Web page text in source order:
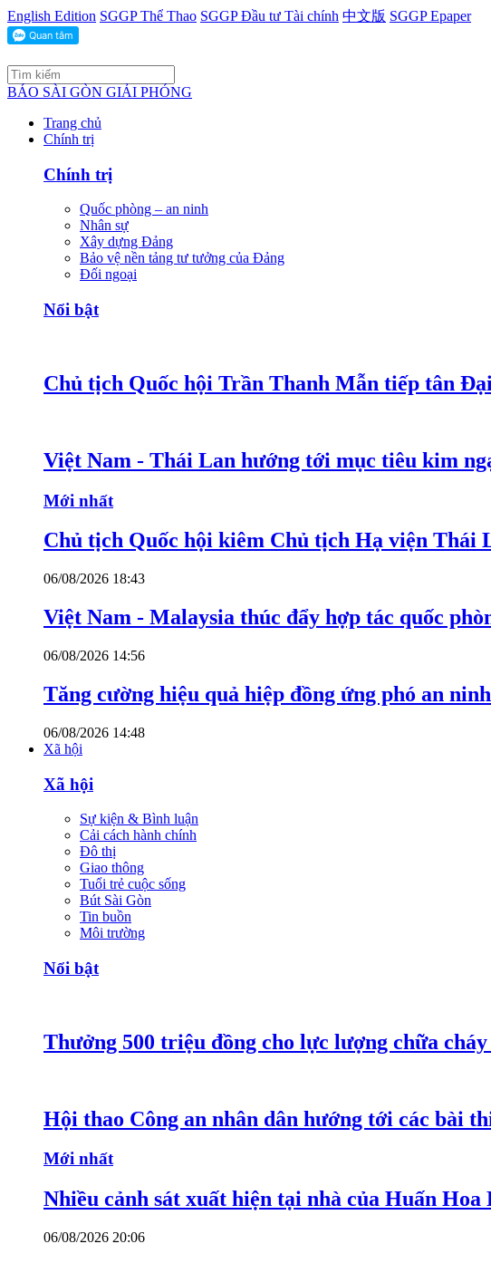
English Edition SGGP Thể Thao SGGP Đầu tư Tài chính 中文版 SGGP Epaper
BÁO SÀI GÒN GIẢI PHÓNG
Trang chủ
Chính trị
Chính trị
Quốc phòng – an ninh
Nhân sự
Xây dựng Đảng
Bảo vệ nền tảng tư tưởng của Đảng
Đối ngoại
Nổi bật
Chủ tịch Quốc hội Trần Thanh Mẫn tiếp tân
Việt Nam - Thái Lan hướng tới mục tiêu kim
Mới nhất
Chủ tịch Quốc hội kiêm Chủ tịch Hạ viện Thái
06/08/2026 18:43
Việt Nam - Malaysia thúc đẩy hợp tác quốc
06/08/2026 14:56
Tăng cường hiệu quả hiệp đồng ứng phó an
06/08/2026 14:48
Xã hội
Xã hội
Sự kiện & Bình luận
Cải cách hành chính
Đô thị
Giao thông
Tuổi trẻ cuộc sống
Bút Sài Gòn
Tin buồn
Môi trường
Nổi bật
Thưởng 500 triệu đồng cho lực lượng chữa
Hội thao Công an nhân dân hướng tới các bài
Mới nhất
Nhiều cảnh sát xuất hiện tại nhà của Huấn Hoa
06/08/2026 20:06